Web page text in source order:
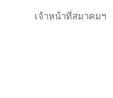
หน้าที่สมาคมฯ